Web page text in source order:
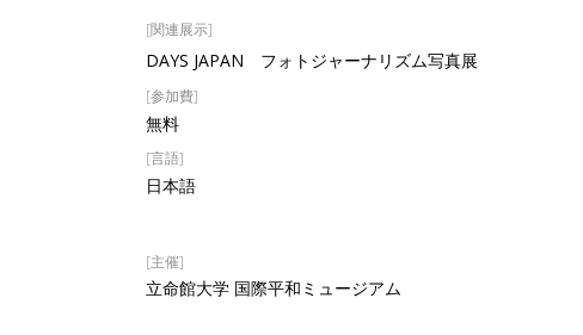
[関連展示]
DAYS JAPAN フォトジャーナリズム写真展
[参加費]
無料
[言語]
日本語
[主催]
立命館大学 国際平和ミュージアム